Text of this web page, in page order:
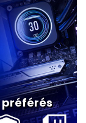
préférés